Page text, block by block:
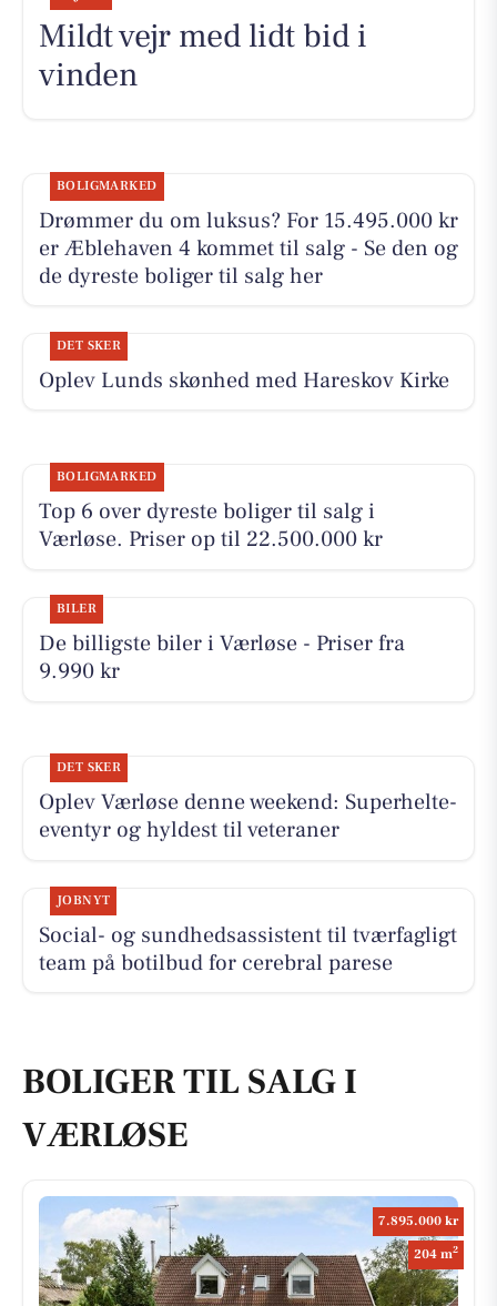
Mildt vejr med lidt bid i
vinden
BOLIGMARKED
Drømmer du om luksus? For 15.495.000 kr
er Æblehaven 4 kommet til salg - Se den og
de dyreste boliger til salg her
DET SKER
Oplev Lunds skønhed med Hareskov Kirke
BOLIGMARKED
Top 6 over dyreste boliger til salg i
Værløse. Priser op til 22.500.000 kr
BILER
De billigste biler i Værløse - Priser fra
9.990 kr
DET SKER
Oplev Værløse denne weekend: Superhelte-
eventyr og hyldest til veteraner
JOBNYT
Social- og sundhedsassistent til tværfagligt
team på botilbud for cerebral parese
BOLIGER TIL SALG I
VÆRLØSE
7.895.000 kr
204 m2